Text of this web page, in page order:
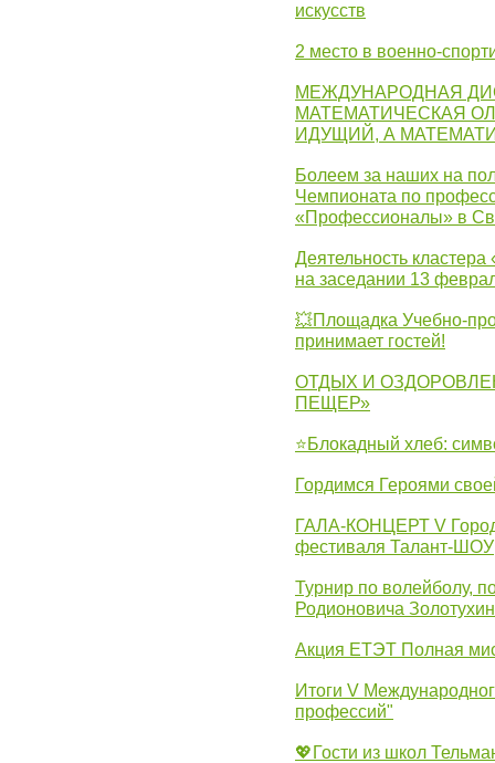
искусств
2 место в военно-
МЕЖДУНАРОДНАЯ
МАТЕМАТИЧЕСКАЯ
ИДУЩИЙ, А
Болеем за наших на
Чемпионата по
«Профессионалы» в
Деятельность
на заседании 13
💥Площадка Учебно-
принимает гостей!
ОТДЫХ И
ПЕЩЕР»
⭐Блокадный хлеб:
Гордимся Героями
ГАЛА-КОНЦЕРТ V
фестиваля Талант-ШОУ
Турнир по волейболу,
Родионовича
Акция ЕТЭТ Полная
Итоги V
профессий"
💖Гости из школ